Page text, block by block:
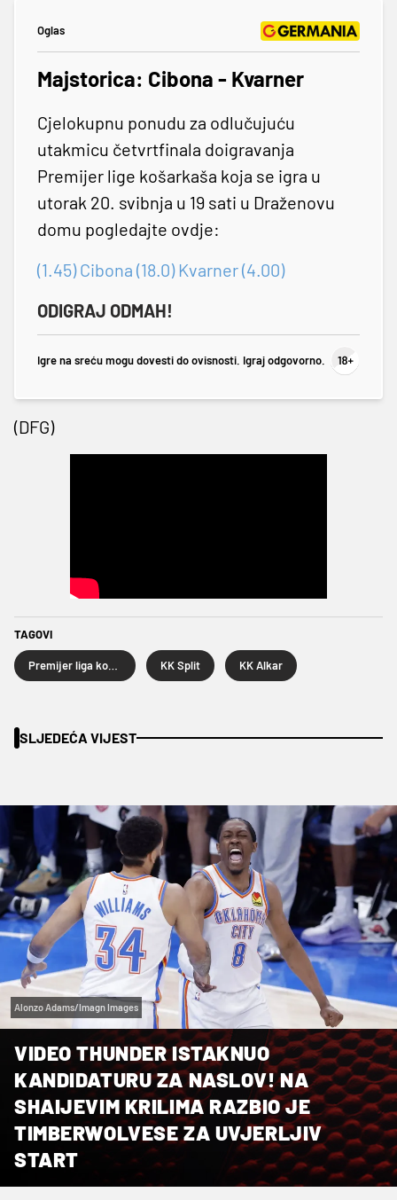
Oglas
Majstorica: Cibona - Kvarner
Cjelokupnu ponudu za odlučujuću
utakmicu četvrtfinala doigravanja
Premijer lige košarkaša koja se igra u
utorak 20. svibnja u 19 sati u Draženovu
domu pogledajte ovdje:
(1.45) Cibona (18.0) Kvarner (4.00)
ODIGRAJ ODMAH!
Igre na sreću mogu dovesti do ovisnosti. Igraj odgovorno.
(DFG)
TAGOVI
KK Split KK Alkar
SLJEDEĆA VIJEST
Alonzo Adams/Imagn Images
VIDEO THUNDER ISTAKNUO
KANDIDATURU ZA NASLOV! NA
SHAIJEVIM KRILIMA RAZBIO JE
TIMBERWOLVESE ZA UVJERLJIV
START